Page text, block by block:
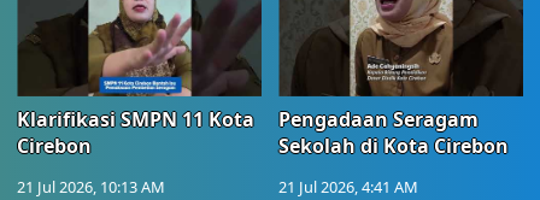
Klarifikasi SMPN 11 Kota
Cirebon
21 Jul 2026, 10:13 AM
Pengadaan Seragam
Sekolah di Kota Cirebon
21 Jul 2026, 4:41 AM